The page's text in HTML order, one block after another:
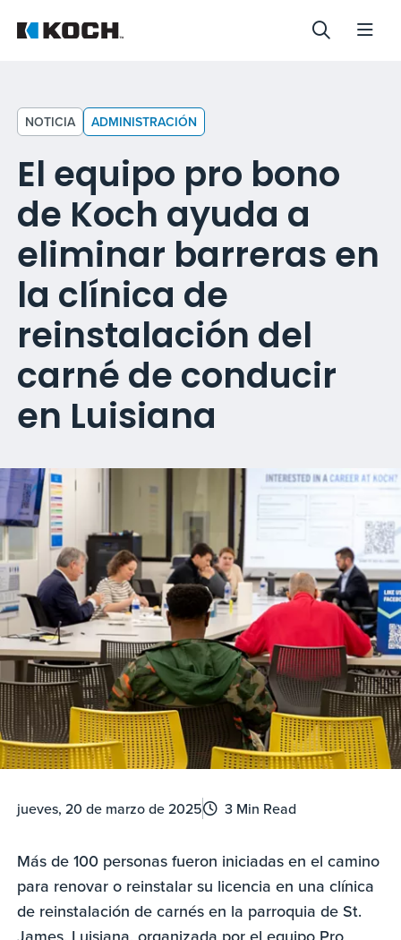
NOTICIA ADMINISTRACIÓN
El equipo pro bono
de Koch ayuda a
eliminar barreras en
la clínica de
reinstalación del
carné de conducir
en Luisiana
jueves, 20 de marzo de 2025 3 Min Read
Más de 100 personas fueron iniciadas en el camino
para renovar o reinstalar su licencia en una clínica
de reinstalación de carnés en la parroquia de St.